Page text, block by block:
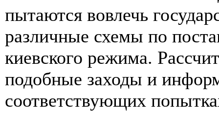
пытаются вовлечь
различные схемы по
киевского режима.
подобные заходы и
соответствующих